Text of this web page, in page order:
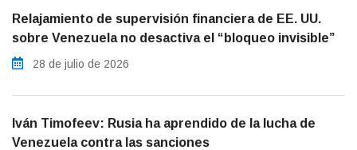
Relajamiento de supervisión financiera de EE. UU.
sobre Venezuela no desactiva el “bloqueo invisible”
28 de julio de 2026
Iván Timofeev: Rusia ha aprendido de la lucha de
Venezuela contra las sanciones